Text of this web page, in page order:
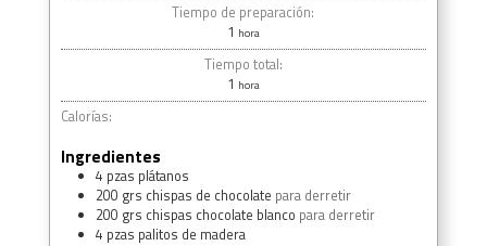
Tiempo de preparación:
1 hora
Tiempo total:
1 hora
Calorías:
Ingredientes
4 pzas plátanos
200 grs chispas de chocolate para derretir
200 grs chispas chocolate blanco para derretir
4 pzas palitos de madera